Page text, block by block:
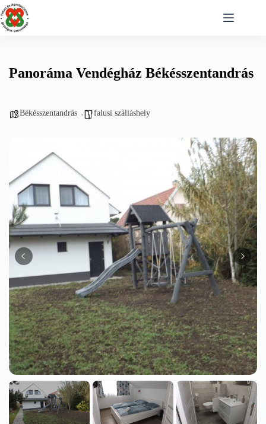
Skip
to
content
Panoráma Vendégház Békésszentandrás
Békésszentandrás falusi szálláshely